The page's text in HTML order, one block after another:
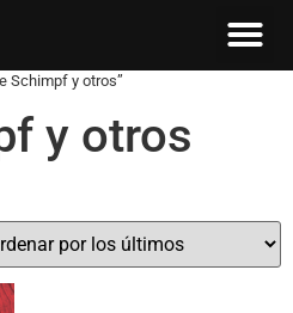
Schimpf y otros”
y otros